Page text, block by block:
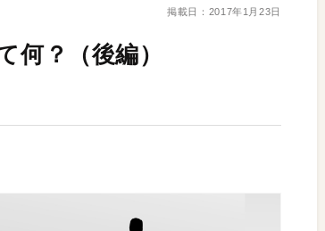
掲載日： 2017年1月23日
何？（後編）